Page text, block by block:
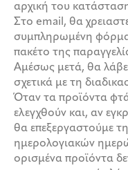
αρχική του
Στο email, θα
συμπληρωμένη φόρμα
πακέτο της
Αμέσως μετά, θα
σχετικά με τη
Όταν τα προϊόντα
ελεγχθούν και, αν
θα επεξεργαστούμε
ημερολογιακών
ορισμένα προϊόντα